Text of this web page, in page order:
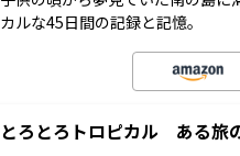
カルな45日間の記録と記憶。
とろとろトロピカル ある